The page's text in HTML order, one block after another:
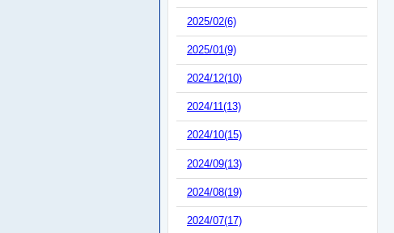
2025/02(6)
2025/01(9)
2024/12(10)
2024/11(13)
2024/10(15)
2024/09(13)
2024/08(19)
2024/07(17)